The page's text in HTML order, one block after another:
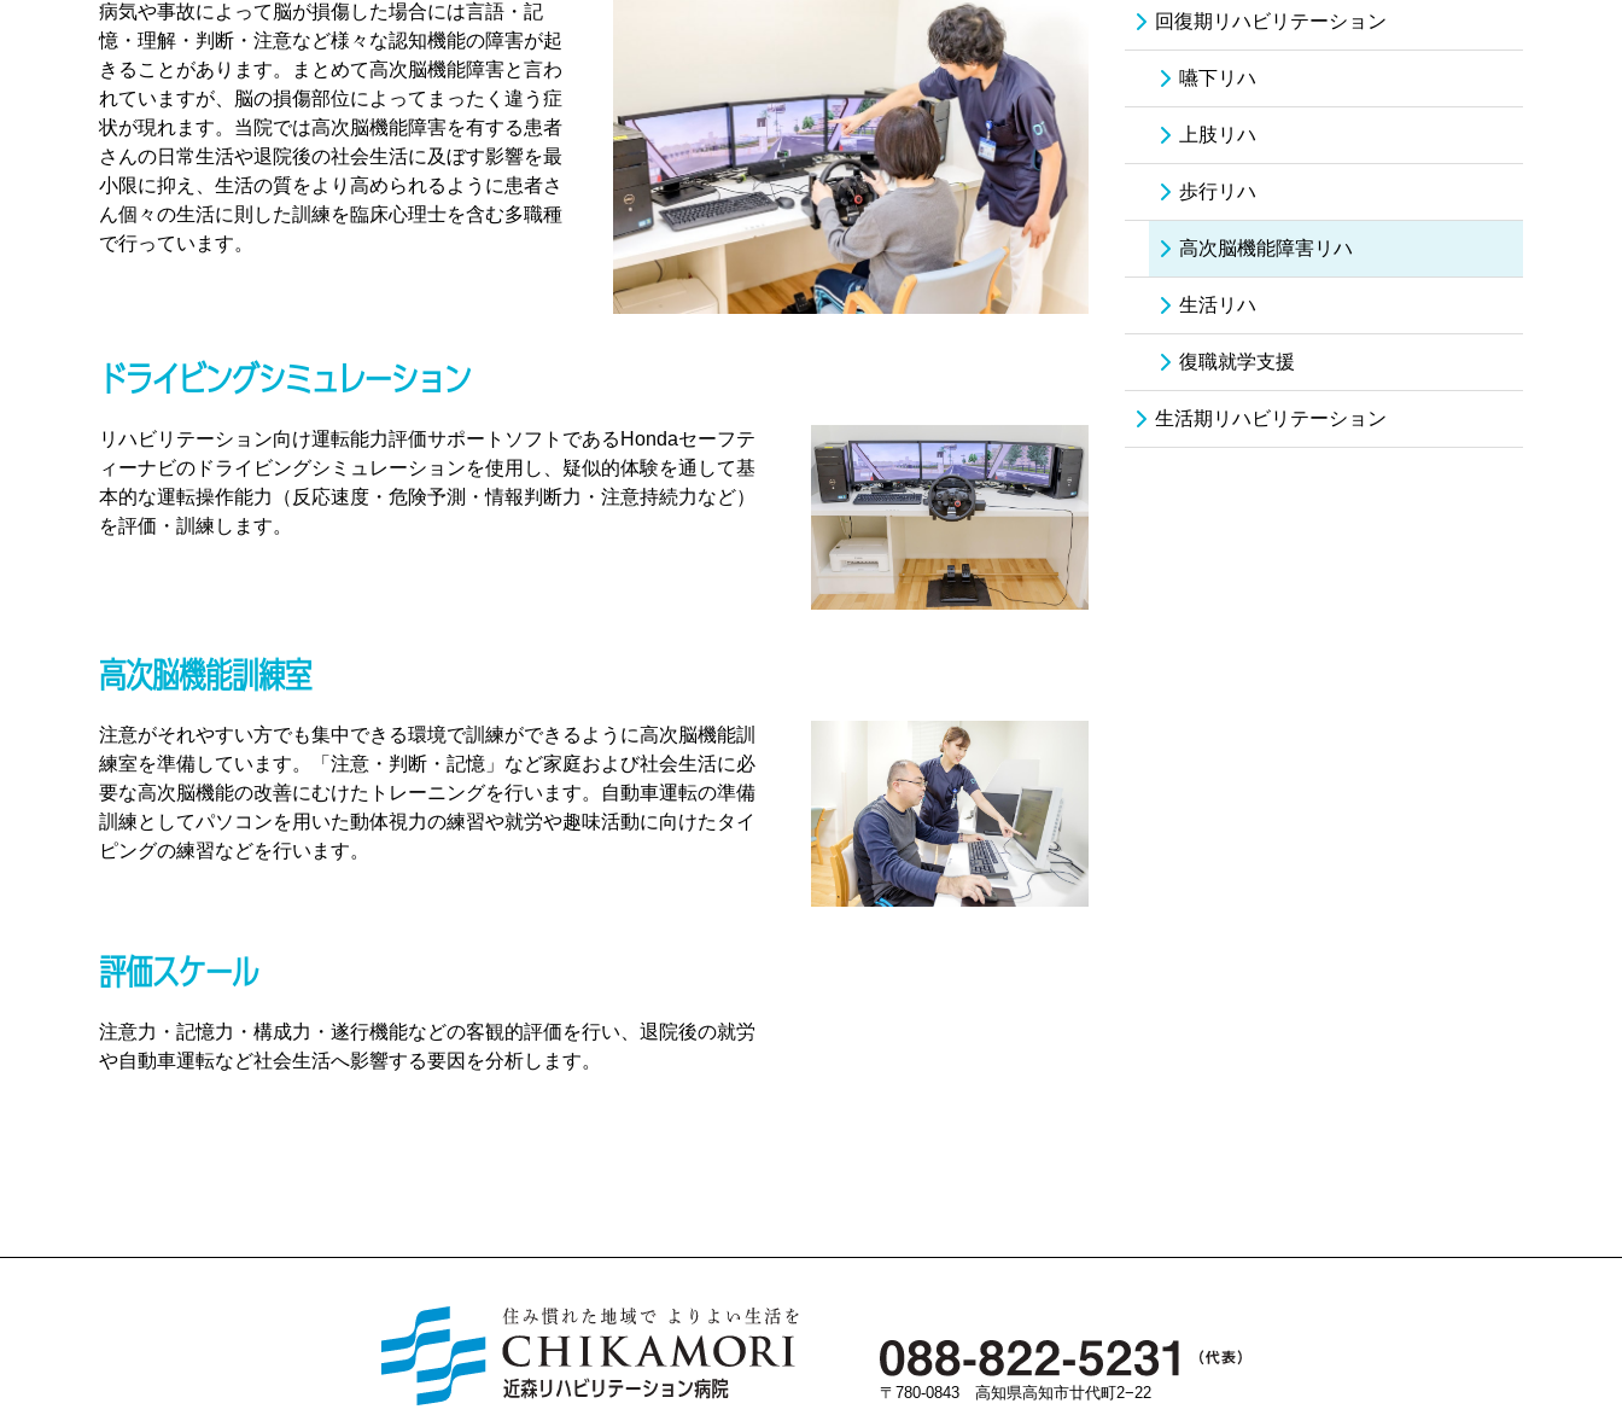
病気や事故によって脳が損傷した場合には言語・記
憶・理解・判断・注意など様々な認知機能の障害が起
きることがあります。まとめて高次脳機能障害と言わ
れていますが、脳の損傷部位によってまったく違う症
状が現れます。当院では高次脳機能障害を有する患者
さんの日常生活や退院後の社会生活に及ぼす影響を最
小限に抑え、生活の質をより高められるように患者さ
ん個々の生活に則した訓練を臨床心理士を含む多職種
で行っています。
ドライビングシミュレーション
リハビリテーション向け運転能力評価サポートソフトであるHondaセーフテ
ィーナビのドライビングシミュレーションを使用し、疑似的体験を通して基
本的な運転操作能力（反応速度・危険予測・情報判断力・注意持続力など）
を評価・訓練します。
高次脳機能訓練室
注意がそれやすい方でも集中できる環境で訓練ができるように高次脳機能訓
練室を準備しています。「注意・判断・記憶」など家庭および社会生活に必
要な高次脳機能の改善にむけたトレーニングを行います。自動車運転の準備
訓練としてパソコンを用いた動体視力の練習や就労や趣味活動に向けたタイ
ピングの練習などを行います。
評価スケール
注意力・記憶力・構成力・遂行機能などの客観的評価を行い、退院後の就労
や自動車運転など社会生活へ影響する要因を分析します。
回復期リハビリテーション
嚥下リハ
上肢リハ
歩行リハ
高次脳機能障害リハ
生活リハ
復職就学支援
生活期リハビリテーション
〒780-0843 高知県高知市廿代町2−22